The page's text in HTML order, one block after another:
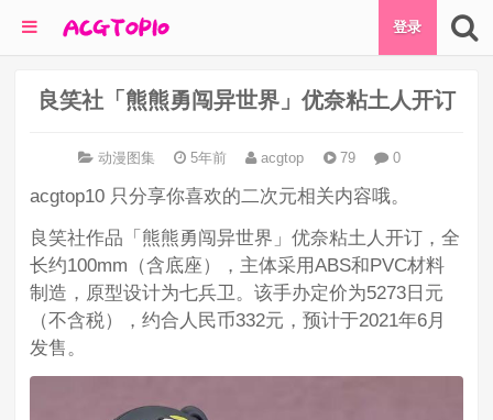
登录
良笑社「熊熊勇闯异世界」优奈粘土人开订
动漫图集 5年前 acgtop 79 0
acgtop10 只分享你喜欢的二次元相关内容哦。
良笑社作品「熊熊勇闯异世界」优奈粘土人开订，全
长约100mm（含底座），主体采用ABS和PVC材料
制造，原型设计为七兵卫。该手办定价为5273日元
（不含税），约合人民币332元，预计于2021年6月
发售。